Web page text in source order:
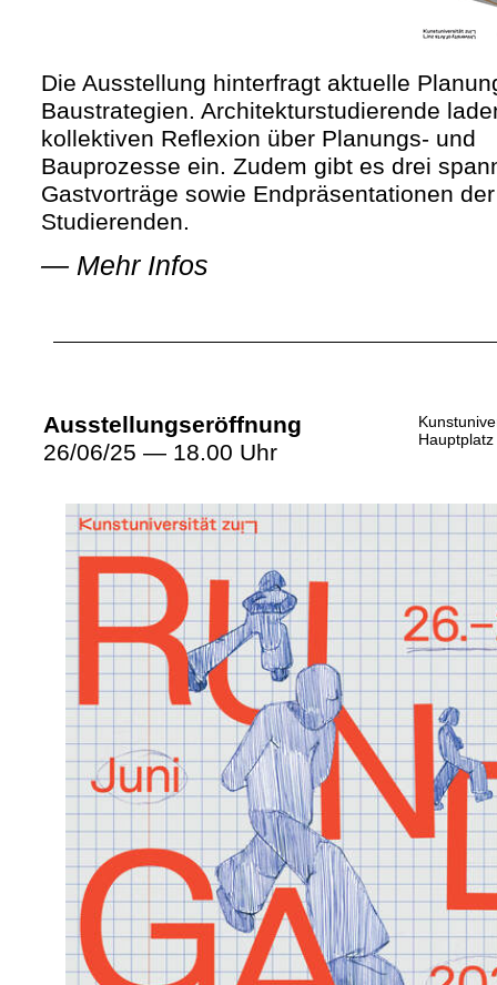
Die Ausstellung hinterfragt aktuelle
Baustrategien. Architekturstudierende
kollektiven Reflexion über Planungs- und
Bauprozesse ein. Zudem gibt es drei
Gastvorträge sowie Endpräsentationen der
Studierenden.
— Mehr Infos
Ausstellungseröffnung
26/06/25 — 18.00 Uhr
Hauptplatz